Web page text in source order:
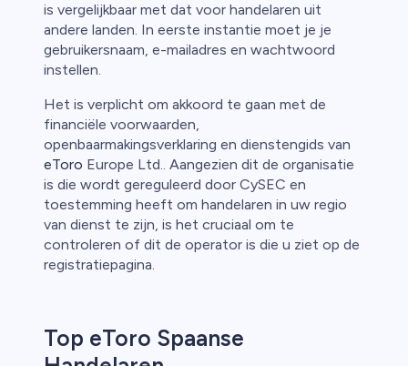
is vergelijkbaar met dat voor handelaren uit
andere landen. In eerste instantie moet je je
gebruikersnaam, e-mailadres en wachtwoord
instellen.
Het is verplicht om akkoord te gaan met de
financiële voorwaarden,
openbaarmakingsverklaring en dienstengids van
eToro Europe Ltd.. Aangezien dit de organisatie
is die wordt gereguleerd door CySEC en
toestemming heeft om handelaren in uw regio
van dienst te zijn, is het cruciaal om te
controleren of dit de operator is die u ziet op de
registratiepagina.
Top eToro Spaanse